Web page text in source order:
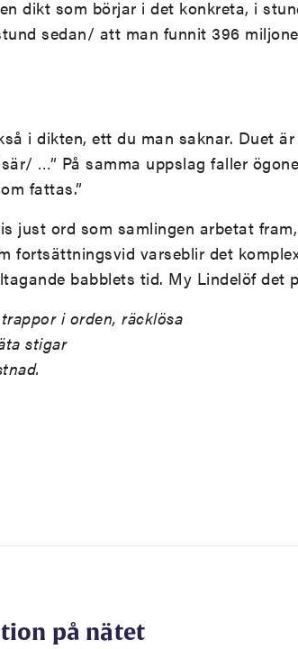
dikt som börjar i det konkreta, i
sedan/ att man funnit 396
i dikten, ett du man saknar. Duet
…” På samma uppslag faller
fattas.”
just ord som samlingen arbetat
fortsättningsvid varseblir det
babblets tid. My Lindelöf det
i orden, räcklösa
stigar
på nätet